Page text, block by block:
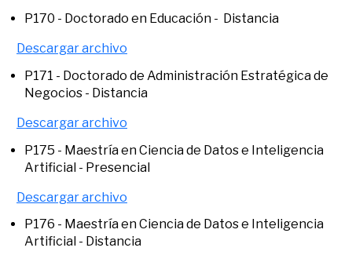
P170 - Doctorado en Educación - Distancia
Descargar archivo
P171 - Doctorado de Administración Estratégica de
Negocios - Distancia
Descargar archivo
P175 - Maestría en Ciencia de Datos e Inteligencia
Artificial - Presencial
Descargar archivo
P176 - Maestría en Ciencia de Datos e Inteligencia
Artificial - Distancia